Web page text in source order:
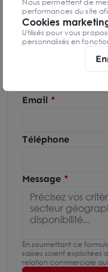
Email
Téléphone
Message
En soumettant ce
saisies soient
relation commerciale
performances du site
Cookies
Utilisés pour vous
personnalisés en